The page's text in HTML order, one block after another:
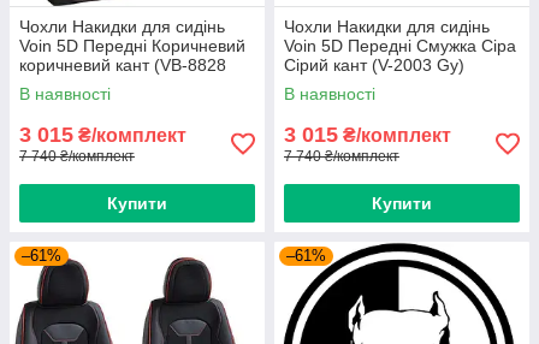
Чохли Накидки для сидінь
Voin 5D Передні Коричневий
коричневий кант (VB-8828
BR)
В наявності
3 015 ₴/комплект
7 740 ₴/комплект
Купити
Чохли Накидки для сидінь
Voin 5D Передні Смужка Сіра
Сірий кант (V-2003 Gy)
В наявності
3 015 ₴/комплект
7 740 ₴/комплект
Купити
–61% –61%